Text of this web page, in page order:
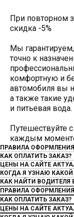
При повторном
скидка -5%
Мы
точно к
комфортную и
автомобиля вы
а также такие
и питьевая вода.
Путешествуйте
каждым
ПРАВИЛА
КАК ОПЛАТИТЬ ЗАКАЗ?
ЦЕНЫ НА САЙТЕ
КОГДА Я УЗНАЮ
КАК НАЙТИ ВОДИТЕЛЯ
ПРАВИЛА
КАК ОПЛАТИТЬ ЗАКАЗ?
ЦЕНЫ НА САЙТЕ